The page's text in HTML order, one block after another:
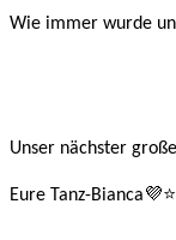
Wie immer wurde
Unser nächster
Eure Tanz-Bianca💜⭐️